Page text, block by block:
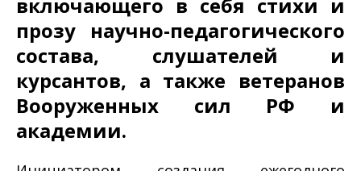
прозу научно-педагогического
состава, слушателей и
курсантов, а также ветеранов
Вооруженных сил РФ и
академии.